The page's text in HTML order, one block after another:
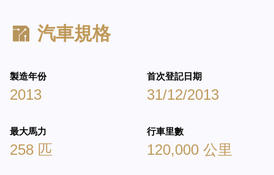
汽車規格
製造年份
2013
首次登記日期
31/12/2013
最大馬力
258 匹
行車里數
120,000 公里